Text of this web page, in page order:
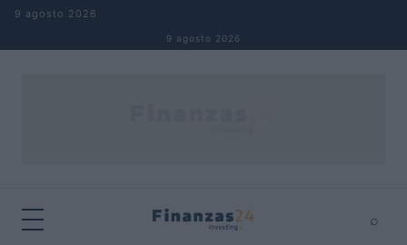
Saltar al contenido
9 agosto 2026
9 agosto 2026
⌕